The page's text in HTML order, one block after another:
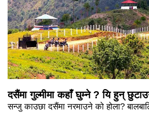
दसैंमा गुल्मीमा कहाँ घुम्ने ? यि हुन्
सन्जु काउछा दसैंमा नरमाउने को होला?